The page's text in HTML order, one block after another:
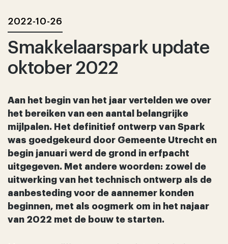
wonen
nieuws & bouw
nieuwsbrief &
FAQ
2022-10-26
Smakkelaarspark update
oktober 2022
Aan het begin van het jaar vertelden we over
het bereiken van een aantal belangrijke
mijlpalen. Het definitief ontwerp van Spark
was goedgekeurd door Gemeente Utrecht en
begin januari werd de grond in erfpacht
uitgegeven. Met andere woorden: zowel de
uitwerking van het technisch ontwerp als de
aanbesteding voor de aannemer konden
beginnen, met als oogmerk om in het najaar
van 2022 met de bouw te starten.